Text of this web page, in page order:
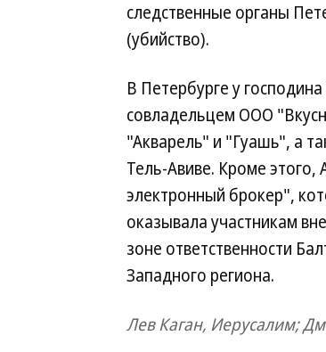
следственные органы
(убийство).
В Петербурге у
совладельцем ООО
"Акварель" и "Гуашь", а
Тель-Авиве. Кроме
электронный брокер",
оказывала участникам
зоне ответственности
Западного региона.
Лев Каган, Иерусалим;